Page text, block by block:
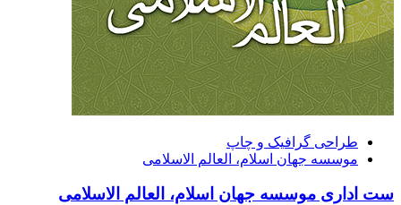
طراحی گرافیک و چاپ
موسسه جهان اسلام، العالم الاسلامی
ست اداری موسسه جهان اسلام، العالم الاسلامی